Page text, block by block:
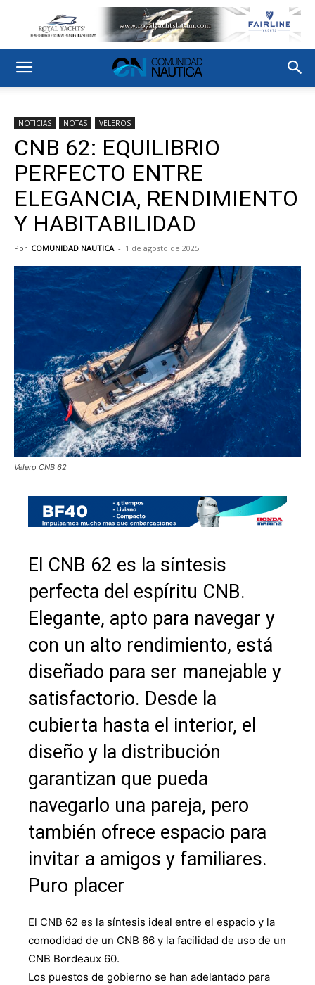
NOTICIAS NOTAS VELEROS
CNB 62: EQUILIBRIO
PERFECTO ENTRE
ELEGANCIA, RENDIMIENTO
Y HABITABILIDAD
Por COMUNIDAD NAUTICA - 1 de agosto de 2025
Velero CNB 62
El CNB 62 es la síntesis
perfecta del espíritu CNB.
Elegante, apto para navegar y
con un alto rendimiento, está
diseñado para ser manejable y
satisfactorio. Desde la
cubierta hasta el interior, el
diseño y la distribución
garantizan que pueda
navegarlo una pareja, pero
también ofrece espacio para
invitar a amigos y familiares.
Puro placer
El CNB 62 es la síntesis ideal entre el espacio y la
comodidad de un CNB 66 y la facilidad de uso de un
CNB Bordeaux 60.
Los puestos de gobierno se han adelantado para